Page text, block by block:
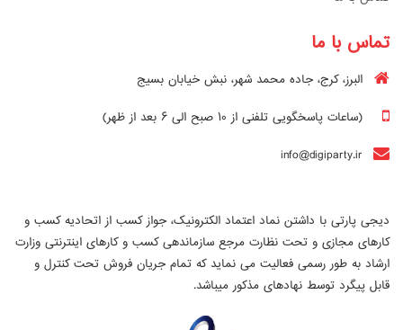
تماس با ما
البرز، کرج، جاده محمد شهر، نبش خیابان بسیج
(ساعات پاسخگویی تلفنی از ۱۰ صبح الی ۶ بعد از ظهر)
info@digiparty.ir
دیجی پارتی با داشتن نماد اعتماد الکترونیک، جواز کسب از اتحادیه کسب و
کارهای مجازی و تحت نظارت مرجع سازماندهی کسب و کارهای اینترنتی وزارت
ارشاد به طور رسمی فعالیت می نماید که تمام جریان فروش تحت کنترل و
قابل پیگرد توسط نهادهای مذکور میباشد.